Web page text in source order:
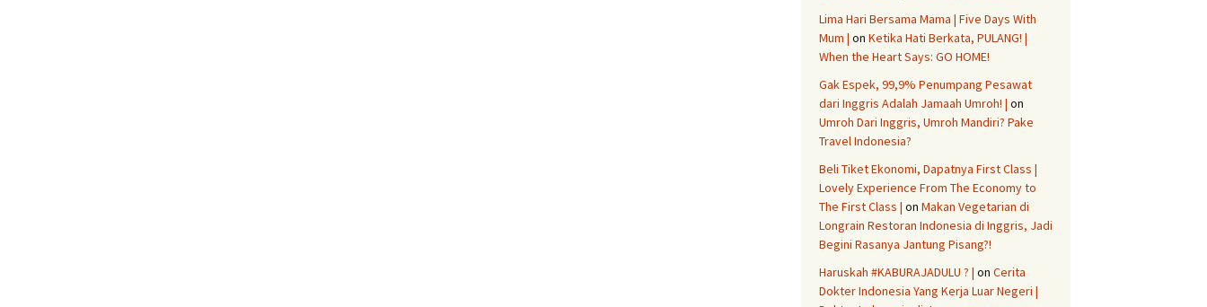
Lima Hari Bersama Mama | Five Days With
Mum | on Ketika Hati Berkata, PULANG! |
When the Heart Says: GO HOME!
Gak Espek, 99,9% Penumpang Pesawat
dari Inggris Adalah Jamaah Umroh! | on
Umroh Dari Inggris, Umroh Mandiri? Pake
Travel Indonesia?
Beli Tiket Ekonomi, Dapatnya First Class |
Lovely Experience From The Economy to
The First Class | on Makan Vegetarian di
Longrain Restoran Indonesia di Inggris, Jadi
Begini Rasanya Jantung Pisang?!
Haruskah #KABURAJADULU ? | on Cerita
Dokter Indonesia Yang Kerja Luar Negeri |